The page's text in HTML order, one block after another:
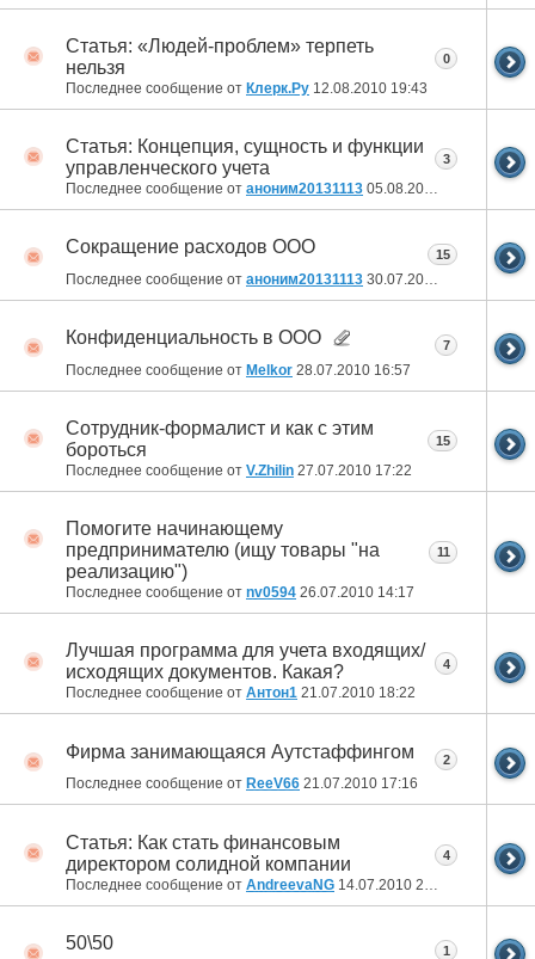
Статья: «Людей-проблем» терпеть
нельзя
Последнее сообщение от Клерк.Ру 12.08.2010 19:43
0
Статья: Концепция, сущность и функции
управленческого учета
Последнее сообщение от аноним20131113 05.08.2010
3
Сокращение расходов ООО
Последнее сообщение от аноним20131113 30.07.2010
15
Конфиденциальность в ООО
Последнее сообщение от Melkor 28.07.2010 16:57
7
Сотрудник-формалист и как с этим
бороться
Последнее сообщение от V.Zhilin 27.07.2010 17:22
15
Помогите начинающему
предпринимателю (ищу товары "на
реализацию")
Последнее сообщение от nv0594 26.07.2010 14:17
11
Лучшая программа для учета входящих/
исходящих документов. Какая?
Последнее сообщение от Антон1 21.07.2010 18:22
4
Фирма занимающаяся Аутстаффингом
Последнее сообщение от ReeV66 21.07.2010 17:16
2
Статья: Как стать финансовым
директором солидной компании
Последнее сообщение от AndreevaNG 14.07.2010 23:44
4
50\50 1